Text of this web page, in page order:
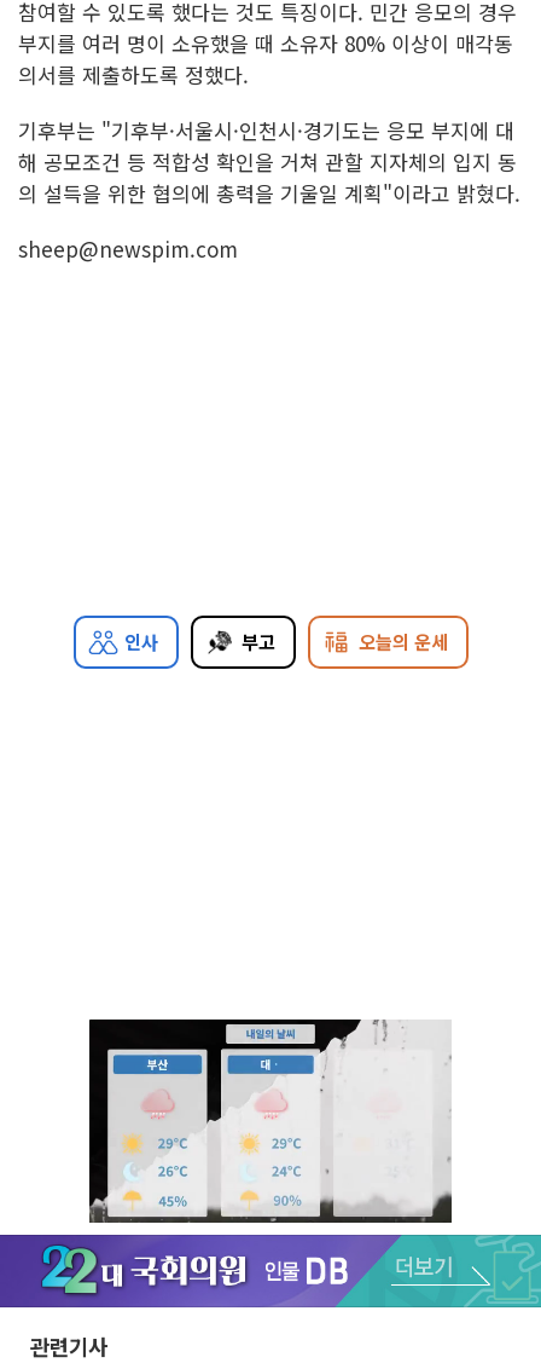
참여할 수 있도록 했다는 것도 특징이다. 민간 응모의 경우
부지를 여러 명이 소유했을 때 소유자 80% 이상이 매각동
의서를 제출하도록 정했다.
기후부는 "기후부·서울시·인천시·경기도는 응모 부지에 대
해 공모조건 등 적합성 확인을 거쳐 관할 지자체의 입지 동
의 설득을 위한 협의에 총력을 기울일 계획"이라고 밝혔다.
sheep@newspim.com
인사 부고 오늘의 운세
Unmute
관련기사